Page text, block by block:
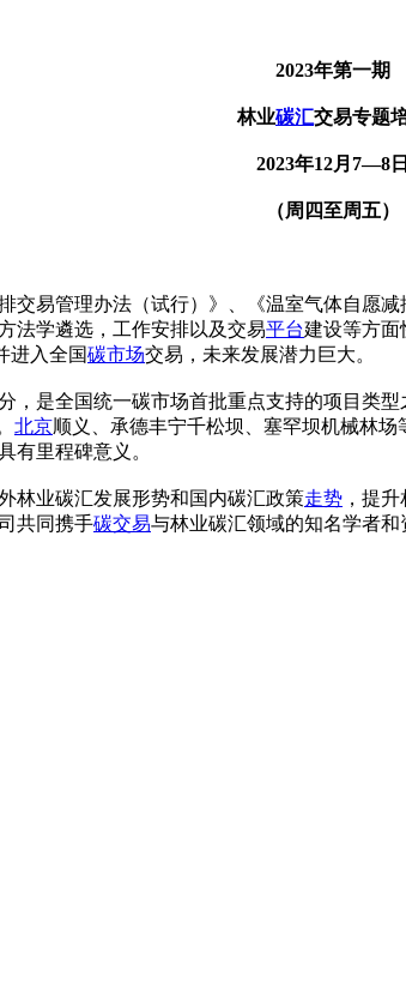
2023年第一期
林业碳汇交易专题培
2023年12月7—8日
（周四至周五）
交易管理办法（试行）》、《温室气体自愿减
法学遴选，工作安排以及交易平台建设等方面
进入全国碳市场交易，未来发展潜力巨大。
，是全国统一碳市场首批重点支持的项目类型
北京顺义、承德丰宁千松坝、塞罕坝机械林
有里程碑意义。
林业碳汇发展形势和国内碳汇政策走势 ，提
共同携手碳交易与林业碳汇领域的知名学者和